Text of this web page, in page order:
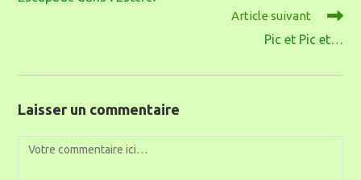
Article suivant
Pic et Pic et…
Laisser un commentaire